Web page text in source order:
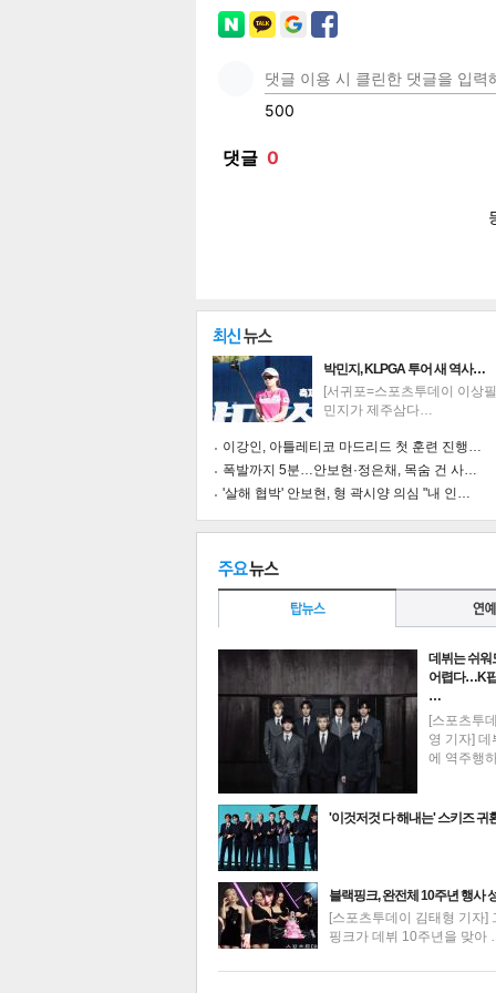
기
트위 카카
최신뉴스
박민지, KLPGA 투어 새 역사…
[서귀포=스포츠투데이 이상
민지가 제주삼다…
이강인, 아틀레티코 마드리드 첫 훈련 진행…
폭발까지 5분…안보현·정은채, 목숨 건 사…
'살해 협박' 안보현, 형 곽시양 의심 "내 인…
데뷔는 쉬워
어렵다…K
…
[스포츠투
영 기자] 데
에 역주행
'이것저것 다 해내는' 스키즈
블랙핑크, 완전체 10주년 행사
[스포츠투데이 김태형 기자]
핑크가 데뷔 10주년을 맞아